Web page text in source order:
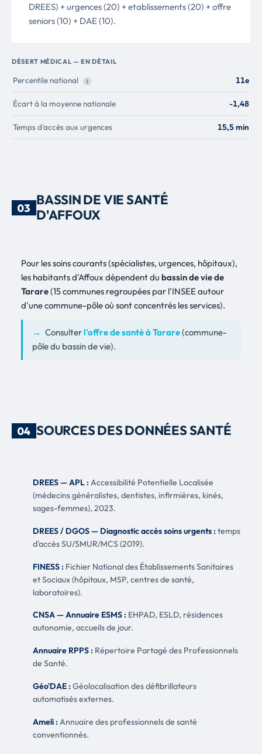
DREES) + urgences (20) + etablissements (20) + offre
seniors (10) + DAE (10).
DÉSERT MÉDICAL — EN DÉTAIL
Percentile national i 11e
Écart à la moyenne nationale -1,48
Temps d'accès aux urgences 15,5 min
03
BASSIN DE VIE SANTÉ
D'AFFOUX
Pour les soins courants (spécialistes, urgences, hôpitaux),
les habitants d'Affoux dépendent du bassin de vie de
Tarare(15 communes regroupées par l'INSEE autour
d'une commune-pôle où sont concentrés les services).
→ Consulterl'offre de santé à Tarare(commune-
pôle du bassin de vie).
04 SOURCES DES DONNÉES SANTÉ
DREES — APL : Accessibilité Potentielle Localisée
(médecins généralistes, dentistes, infirmières, kinés,
sages-femmes), 2023.
DREES / DGOS — Diagnostic accès soins urgents : temps
d'accès SU/SMUR/MCS (2019).
FINESS : Fichier National des Établissements Sanitaires
et Sociaux (hôpitaux, MSP, centres de santé,
laboratoires).
CNSA — Annuaire ESMS : EHPAD, ESLD, résidences
autonomie, accueils de jour.
Annuaire RPPS : Répertoire Partagé des Professionnels
de Santé.
Géo'DAE : Géolocalisation des défibrillateurs
automatisés externes.
Ameli : Annuaire des professionnels de santé
conventionnés.